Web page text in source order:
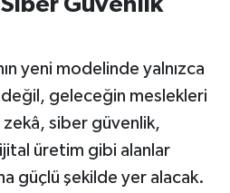
Güvenlik
yeni modelinde yalnızca
geleceğin meslekleri
zekâ, siber güvenlik,
üretim gibi alanlar
güçlü şekilde yer alacak.